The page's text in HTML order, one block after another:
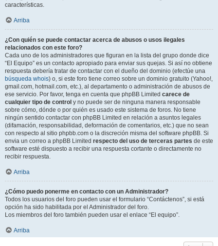
características.
Arriba
¿Con quién se puede contactar acerca de abusos o usos ilegales
relacionados con este foro?
Cada uno de los administradores que figuran en la lista del grupo donde dice
“El Equipo” es un contacto apropiado para enviar sus quejas. Si así no obtiene
respuesta debería tratar de contactar con el dueño del dominio (efectúe una
búsqueda whois) o, si este foro tiene correo sobre un dominio gratuito (Yahoo!,
gmail.com, hotmail.com, etc.), al departamento o administración de abusos de
ese servicio. Por favor, tenga en cuenta que phpBB Limited carece de
cualquier tipo de control y no puede ser de ninguna manera responsable
sobre cómo, dónde o por quién es usado este sistema de foros. No tiene
ningún sentido contactar con phpBB Limited en relación a asuntos legales
(difamación, responsabilidad, deformación de comentarios, etc.) que no sean
con respecto al sitio phpbb.com o la discreción misma del software phpBB. Si
envia un correo a phpBB Limited respecto del uso de terceras partes de este
software esté dispuesto a recibir una respuesta cortante o directamente no
recibir respuesta.
Arriba
¿Cómo puedo ponerme en contacto con un Administrador?
Todos los usuarios del foro pueden usar el formulario “Contáctenos”, si está
opción ha sido habilitada por el Administrador del foro.
Los miembros del foro también pueden usar el enlace “El equipo”.
Arriba